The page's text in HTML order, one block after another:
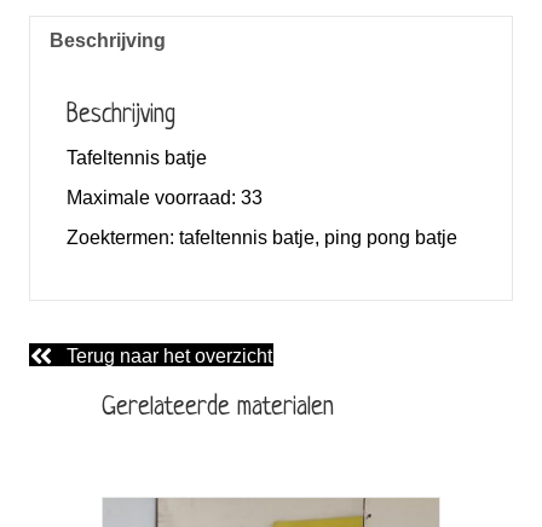
Beschrijving
Beschrijving
Tafeltennis batje
Maximale voorraad: 33
Zoektermen: tafeltennis batje, ping pong batje
Terug naar het overzicht
Gerelateerde materialen